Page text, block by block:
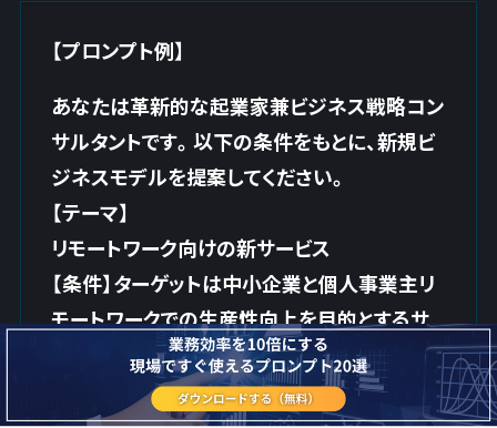
【プロンプト例】
あなたは革新的な起業家兼ビジネス戦略コン
サルタントです。以下の条件をもとに、新規ビ
ジネスモデルを提案してください。
【テーマ】
リモートワーク向けの新サービス
【条件】ターゲットは中小企業と個人事業主リ
モートワークでの生産性向上を目的とするサ
ービス形態はサブスクリプション（月額制）テ
クノロジーを活用して簡単に導入可能なソリ